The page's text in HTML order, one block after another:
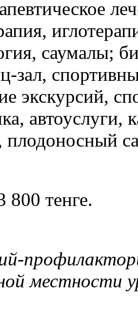
саумалы;
зал,
экскурсий,
автоуслуги,
плодоносный
800 тенге.
местности